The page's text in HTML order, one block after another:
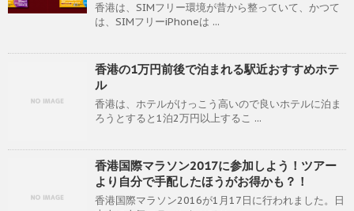
香港は、SIMフリー環境が昔から整っていて、かつて
は、SIMフリーiPhoneは ...
香港の1万円前後で泊まれる駅近おすすめホテ
ル
香港は、ホテルがけっこう高いので良いホテルに泊ま
ろうとすると1泊2万円以上するこ ...
香港国際マラソン2017に参加しよう！ツアー
より自分で手配したほうがお得かも？！
香港国際マラソン2016が1月17日に行われました。日